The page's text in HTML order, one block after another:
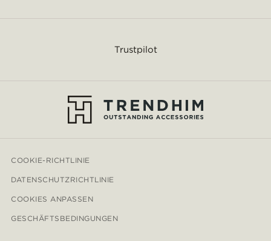
Trustpilot
COOKIE-RICHTLINIE
DATENSCHUTZRICHTLINIE
COOKIES ANPASSEN
GESCHÄFTSBEDINGUNGEN